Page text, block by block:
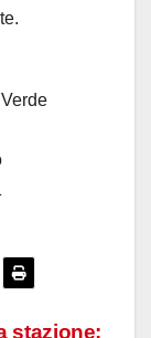
stazione: